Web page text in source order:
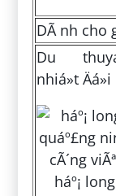
DÃ nh cho
Du
nhiá»t Äá»i